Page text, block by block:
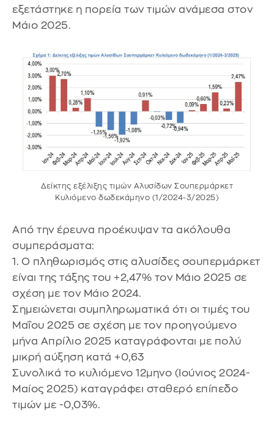
εξετάστηκε η πορεία των τιμών ανάμεσα στον
Μάιο 2025.
Δείκτης εξέλιξης τιμών Αλυσίδων Σουπερμάρκετ
Κυλιόμενο δωδεκάμηνο (1/2024-3/2025)
Από την έρευνα προέκυψαν τα ακόλουθα
συμπεράσματα:
1. Ο πληθωρισμός στις αλυσίδες σουπερμάρκετ
είναι της τάξης του +2,47% τον Μάιο 2025 σε
σχέση με τον Μάιο 2024.
Σημειώνεται συμπληρωματικά ότι οι τιμές του
Μαΐου 2025 σε σχέση με τον προηγούμενο
μήνα Απρίλιο 2025 καταγράφονται με πολύ
μικρή αύξηση κατά +0,63
Συνολικά το κυλιόμενο 12μηνο (Ιούνιος 2024-
Μαίος 2025) καταγράφει σταθερό επίπεδο
τιμών με -0,03%.